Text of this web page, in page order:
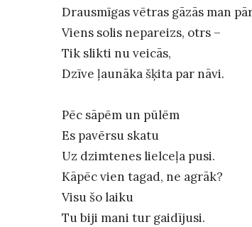
Drausmīgas vētras gāzās man
Viens solis nepareizs, otrs –
Tik slikti nu veicās,
Dzīve ļaunāka šķita par nāvi.
Pēc sāpēm un pūlēm
Es pavērsu skatu
Uz dzimtenes lielceļa pusi.
Kāpēc vien tagad, ne agrāk?
Visu šo laiku
Tu biji mani tur gaidījusi.